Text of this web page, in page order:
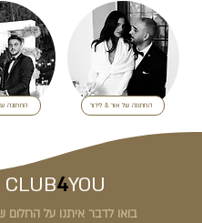
החתונה החתונה של אור & לידור
CLUB4YOU
בואו לדבר איתנו על החלום